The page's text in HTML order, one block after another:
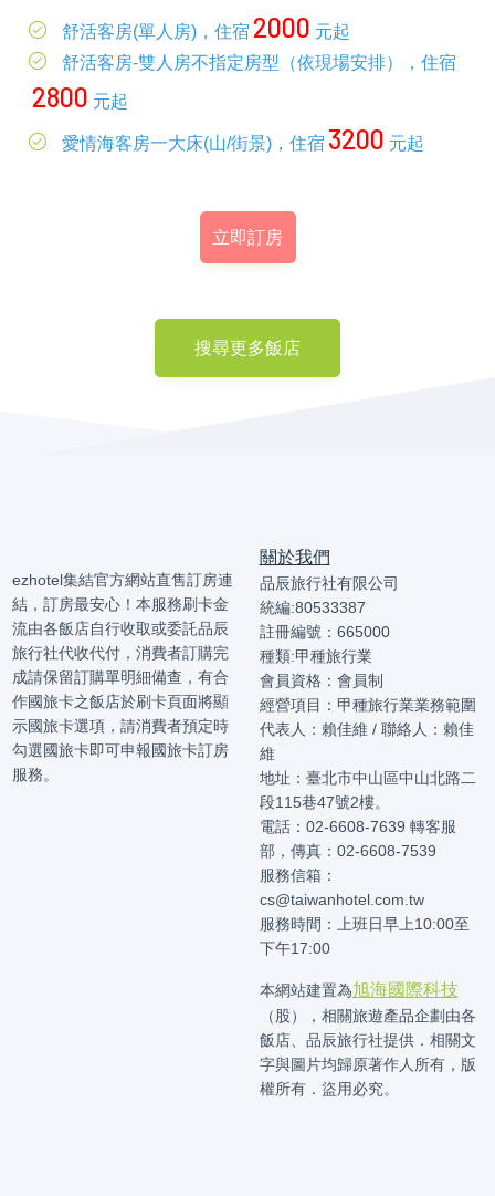
舒活客房(單人房)，住宿 2000 元起
舒活客房-雙人房不指定房型（依現場安排），住宿
2800 元起
愛情海客房一大床(山/街景)，住宿 3200 元起
立即訂房
搜尋更多飯店
ezhotel集結官方網站直售訂房連
結，訂房最安心！本服務刷卡金
流由各飯店自行收取或委託品辰
旅行社代收代付，消費者訂購完
成請保留訂購單明細備查，有合
作國旅卡之飯店於刷卡頁面將顯
示國旅卡選項，請消費者預定時
勾選國旅卡即可申報國旅卡訂房
服務。
關於我們
品辰旅行社有限公司
統編:80533387
註冊編號：665000
種類:甲種旅行業
會員資格：會員制
經營項目：甲種旅行業業務範圍
代表人：賴佳維 / 聯絡人：賴佳
維
地址：臺北市中山區中山北路二
段115巷47號2樓。
電話：02-6608-7639 轉客服
部，傳真：02-6608-7539
服務信箱：
cs@taiwanhotel.com.tw
服務時間：上班日早上10:00至
下午17:00
本網站建置為旭海國際科技
（股），相關旅遊產品企劃由各
飯店、品辰旅行社提供．相關文
字與圖片均歸原著作人所有，版
權所有．盜用必究。